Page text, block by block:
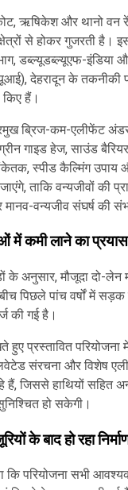
ऋषिकेश और थानो वन
से होकर गुजरती है।
डब्ल्यूडब्ल्यूएफ-इंडिया
देहरादून के तकनीकी
किए हैं।
ब्रिज-कम-एलीफेंट
गाइड हेज, साउंड
स्पीड कैल्मिंग उपाय और
ताकि वन्यजीवों की
मानव-वन्यजीव संघर्ष की
में कमी लाने का प्रयास
के अनुसार, मौजूदा दो-लेन
पिछले पांच वर्षों में सड़क
की गई है।
हुए प्रस्तावित
संरचना और विशेष
हैं, जिससे हाथियों सहित
हो सकेगी।
के बाद हो रहा
कि परियोजना सभी